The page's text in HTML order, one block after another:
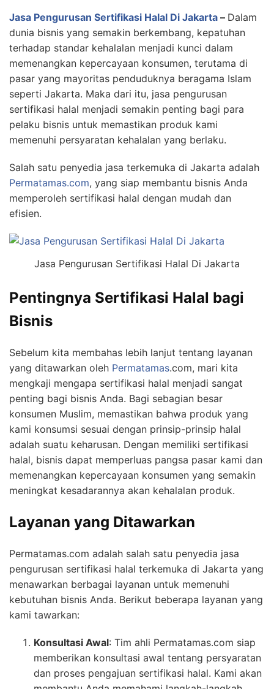
Jasa Pengurusan Sertifikasi Halal Di Jakarta – Dalam
dunia bisnis yang semakin berkembang, kepatuhan
terhadap standar kehalalan menjadi kunci dalam
memenangkan kepercayaan konsumen, terutama di
pasar yang mayoritas penduduknya beragama Islam
seperti Jakarta. Maka dari itu, jasa pengurusan
sertifikasi halal menjadi semakin penting bagi para
pelaku bisnis untuk memastikan produk kami
memenuhi persyaratan kehalalan yang berlaku.
Salah satu penyedia jasa terkemuka di Jakarta adalah
Permatamas.com, yang siap membantu bisnis Anda
memperoleh sertifikasi halal dengan mudah dan
efisien.
Jasa Pengurusan Sertifikasi Halal Di Jakarta
Pentingnya Sertifikasi Halal bagi
Bisnis
Sebelum kita membahas lebih lanjut tentang layanan
yang ditawarkan oleh Permatamas.com, mari kita
mengkaji mengapa sertifikasi halal menjadi sangat
penting bagi bisnis Anda. Bagi sebagian besar
konsumen Muslim, memastikan bahwa produk yang
kami konsumsi sesuai dengan prinsip-prinsip halal
adalah suatu keharusan. Dengan memiliki sertifikasi
halal, bisnis dapat memperluas pangsa pasar kami dan
memenangkan kepercayaan konsumen yang semakin
meningkat kesadarannya akan kehalalan produk.
Layanan yang Ditawarkan
Permatamas.com adalah salah satu penyedia jasa
pengurusan sertifikasi halal terkemuka di Jakarta yang
menawarkan berbagai layanan untuk memenuhi
kebutuhan bisnis Anda. Berikut beberapa layanan yang
kami tawarkan:
Konsultasi Awal: Tim ahli Permatamas.com siap
memberikan konsultasi awal tentang persyaratan
dan proses pengajuan sertifikasi halal. Kami akan